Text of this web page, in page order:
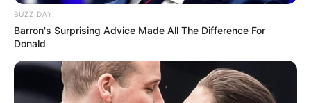
BUZZ DAY
Barron's Surprising Advice Made All The Difference For
Donald